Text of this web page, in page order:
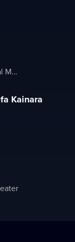
Lviv Academic Regional Music and Drama Theater named after Yuriy Drohobych
Kainara